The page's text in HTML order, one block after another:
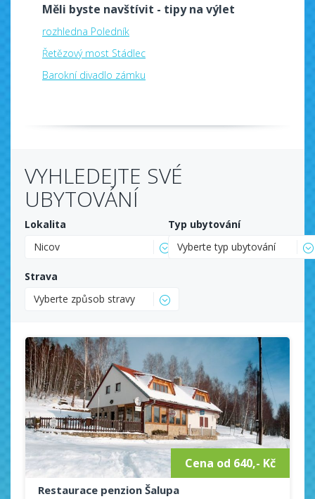
Měli byste navštívit - tipy na výlet
rozhledna Poledník
Řetězový most Stádlec
Barokní divadlo zámku
VYHLEDEJTE SVÉ
UBYTOVÁNÍ
Lokalita
Nicov
Typ ubytování
Vyberte typ ubytování
Strava
Vyberte způsob stravy
Cena od 640,- Kč
Restaurace penzion Šalupa